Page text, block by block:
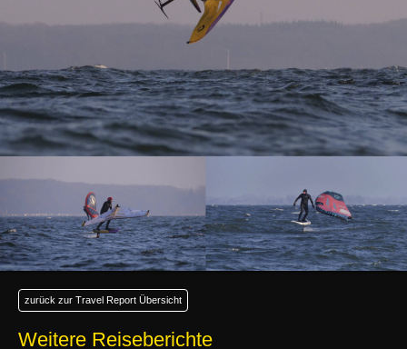
Weitere Reiseberichte
zurück zur Travel Report Übersicht